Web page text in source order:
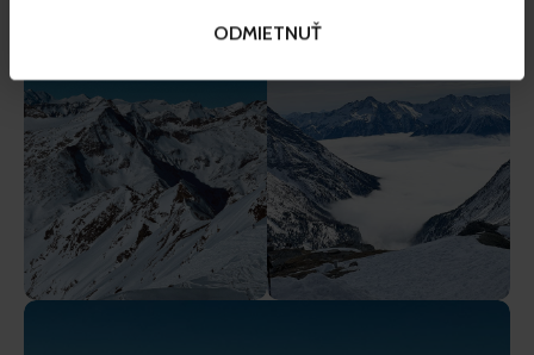
ODMIETNUŤ